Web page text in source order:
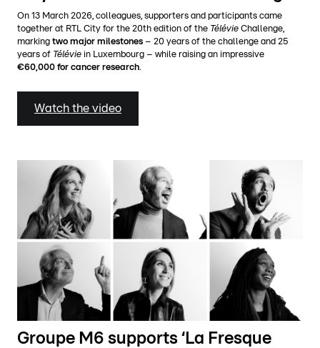
On 13 March 2026, colleagues, supporters and participants came
together at RTL City for the 20th edition of the Télévie Challenge,
marking two major milestones – 20 years of the challenge and 25
years of Télévie in Luxembourg – while raising an impressive
€60,000 for cancer research.
Watch the video
Groupe M6 supports ‘La Fresque